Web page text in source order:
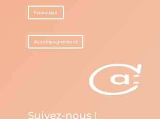
Formation
Accompagnement
Suivez-nous !